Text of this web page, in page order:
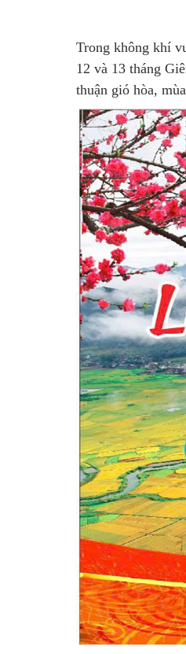
Trong không khí
12 và 13 tháng
thuận gió hòa,